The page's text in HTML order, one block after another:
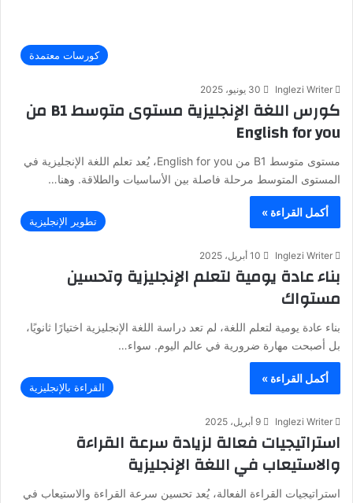
كورسات معتمدة
Inglezi Writer 30 يونيو، 2025
كورس اللغة الإنجليزية مستوى متوسط B1 من
English for you
مستوى متوسط B1 من English for you، يُعد تعلم اللغة الإنجليزية في
المستوى المتوسط مرحلة فاصلة بين الأساسيات والطلاقة. وهنا…
أكمل القراءة »
تطوير الإنجليزية
Inglezi Writer 10 أبريل، 2025
بناء عادة يومية لتعلم الإنجليزية وتحسين
مستواك
بناء عادة يومية لتعلم اللغة، لم تعد دراسة اللغة الإنجليزية اختيارًا ثانويًا،
بل أصبحت مهارة ضرورية في عالم اليوم. سواء…
أكمل القراءة »
القراءة بالإنجليزية
Inglezi Writer 9 أبريل، 2025
استراتيجيات فعالة لزيادة سرعة القراءة
والاستيعاب في اللغة الإنجليزية
استراتيجيات القراءة الفعالة، يُعد تحسين سرعة القراءة والاستيعاب في